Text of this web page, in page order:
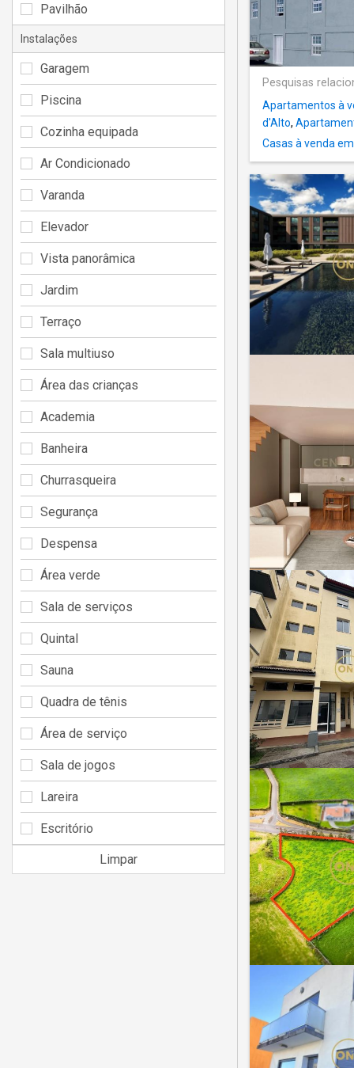
Pesquisas
Apartamentos à
d'Alto,
Casas à venda
Pavilhão
Instalações
Garagem
Piscina
Cozinha equipada
Ar Condicionado
Varanda
Elevador
Vista panorâmica
Jardim
Terraço
Sala multiuso
Área das crianças
Academia
Banheira
Churrasqueira
Segurança
Despensa
Área verde
Sala de serviços
Quintal
Sauna
Quadra de tênis
Área de serviço
Sala de jogos
Lareira
Escritório
Limpar